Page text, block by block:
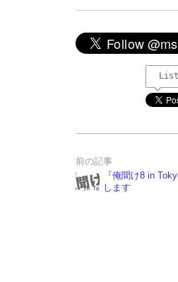
List
『俺聞け8 in
します